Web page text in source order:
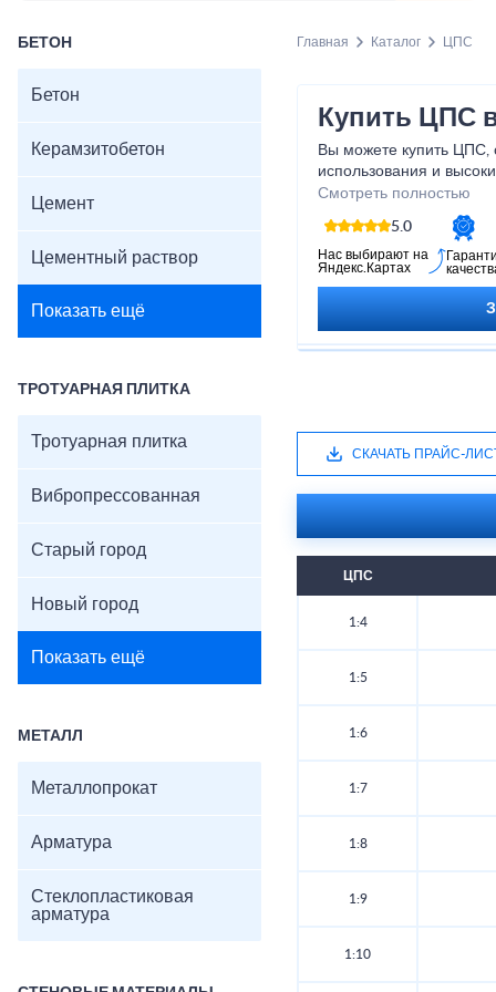
БЕТОН
Бетон
Керамзитобетон
Цемент
Цементный раствор
Показать ещё
ТРОТУАРНАЯ ПЛИТКА
Тротуарная плитка
Вибропрессованная
Старый город
Новый город
Показать ещё
МЕТАЛЛ
Металлопрокат
Арматура
Стеклопластиковая
арматура
Главная Каталог ЦПС
Купить ЦПС
Вы можете купить ЦПС,
использования и
характеристиками.
по всему
Волосово, а также
Смотреть полностью
5.0
Нас выбирают на
Яндекс.Картах
СКАЧАТЬ ПРАЙС-
ЦПС
1:4
1:5
1:6
1:7
1:8
1:9
1:10